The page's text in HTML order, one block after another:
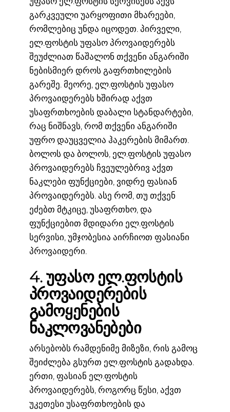
გარკვეული უარყოფითი მხარეები,
რომლებიც უნდა იცოდეთ. პირველი,
ელ.ფოსტის უფასო პროვაიდერებს
შეუძლიათ წაშალონ თქვენი ანგარიში
ნებისმიერ დროს გაფრთხილების
გარეშე. მეორე, ელ.ფოსტის უფასო
პროვაიდერებს ხშირად აქვთ
უსაფრთხოების დაბალი სტანდარტები,
რაც ნიშნავს, რომ თქვენი ანგარიში
უფრო დაუცველია ჰაკერების მიმართ.
ბოლოს და ბოლოს, ელ.ფოსტის უფასო
პროვაიდერებს ჩვეულებრივ აქვთ
ნაკლები ფუნქციები, ვიდრე ფასიან
პროვაიდერებს. ასე რომ, თუ თქვენ
ეძებთ მტკიცე, უსაფრთხო, და
ფუნქციებით მდიდარი ელ.ფოსტის
სერვისი, უმჯობესია აირჩიოთ ფასიანი
პროვაიდერი.
4. უფასო ელ.ფოსტის
პროვაიდერების
გამოყენების
ნაკლოვანებები
არსებობს რამდენიმე მიზეზი, რის გამოც
შეიძლება გსურთ ელ.ფოსტის გადახდა.
ერთი, ფასიან ელ.ფოსტის
პროვაიდერებს, როგორც წესი, აქვთ
უკეთესი უსაფრთხოების და